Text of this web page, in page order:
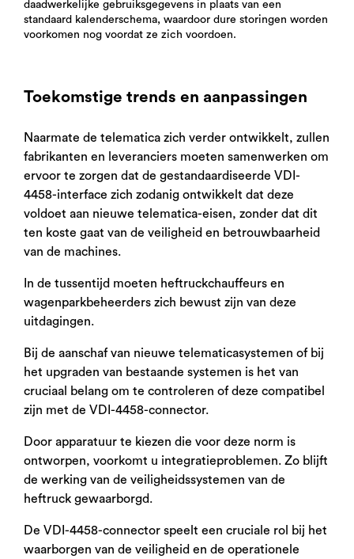
daadwerkelijke gebruiksgegevens in plaats van een
standaard kalenderschema, waardoor dure storingen worden
voorkomen nog voordat ze zich voordoen.
Toekomstige trends en aanpassingen
Naarmate de telematica zich verder ontwikkelt, zullen
fabrikanten en leveranciers moeten samenwerken om
ervoor te zorgen dat de gestandaardiseerde VDI-
4458-interface zich zodanig ontwikkelt dat deze
voldoet aan nieuwe telematica-eisen, zonder dat dit
ten koste gaat van de veiligheid en betrouwbaarheid
van de machines.
In de tussentijd moeten heftruckchauffeurs en
wagenparkbeheerders zich bewust zijn van deze
uitdagingen.
Bij de aanschaf van nieuwe telematicasystemen of bij
het upgraden van bestaande systemen is het van
cruciaal belang om te controleren of deze compatibel
zijn met de VDI-4458-connector.
Door apparatuur te kiezen die voor deze norm is
ontworpen, voorkomt u integratieproblemen. Zo blijft
de werking van de veiligheidssystemen van de
heftruck gewaarborgd.
De VDI-4458-connector speelt een cruciale rol bij het
waarborgen van de veiligheid en de operationele